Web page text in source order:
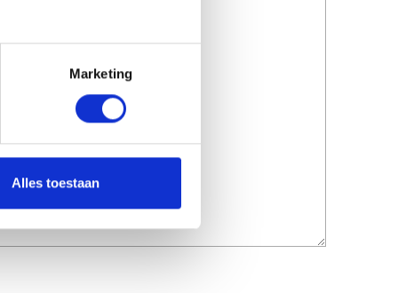
Marketing
Alles toestaan
protectie